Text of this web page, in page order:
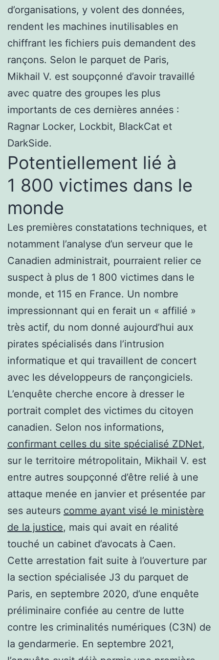
d’organisations, y volent des données,
rendent les machines inutilisables en
chiffrant les fichiers puis demandent des
rançons. Selon le parquet de Paris,
Mikhail V. est soupçonné d’avoir travaillé
avec quatre des groupes les plus
importants de ces dernières années :
Ragnar Locker, Lockbit, BlackCat et
DarkSide.
Potentiellement lié à
1 800 victimes dans le
monde
Les premières constatations techniques, et
notamment l’analyse d’un serveur que le
Canadien administrait, pourraient relier ce
suspect à plus de 1 800 victimes dans le
monde, et 115 en France. Un nombre
impressionnant qui en ferait un « affilié »
très actif, du nom donné aujourd’hui aux
pirates spécialisés dans l’intrusion
informatique et qui travaillent de concert
avec les développeurs de rançongiciels.
L’enquête cherche encore à dresser le
portrait complet des victimes du citoyen
canadien. Selon nos informations,
confirmant celles du site spécialisé ZDNet,
sur le territoire métropolitain, Mikhail V. est
entre autres soupçonné d’être relié à une
attaque menée en janvier et présentée par
ses auteurs comme ayant visé le ministère
de la justice, mais qui avait en réalité
touché un cabinet d’avocats à Caen.
Cette arrestation fait suite à l’ouverture par
la section spécialisée J3 du parquet de
Paris, en septembre 2020, d’une enquête
préliminaire confiée au centre de lutte
contre les criminalités numériques (C3N) de
la gendarmerie. En septembre 2021,